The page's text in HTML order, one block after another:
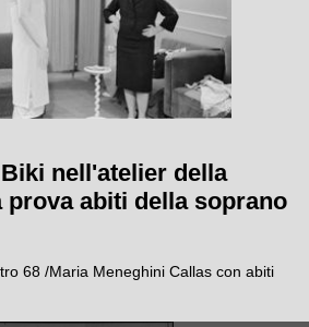
nell'atelier della
prova abiti della soprano
68 /Maria Meneghini Callas con abiti